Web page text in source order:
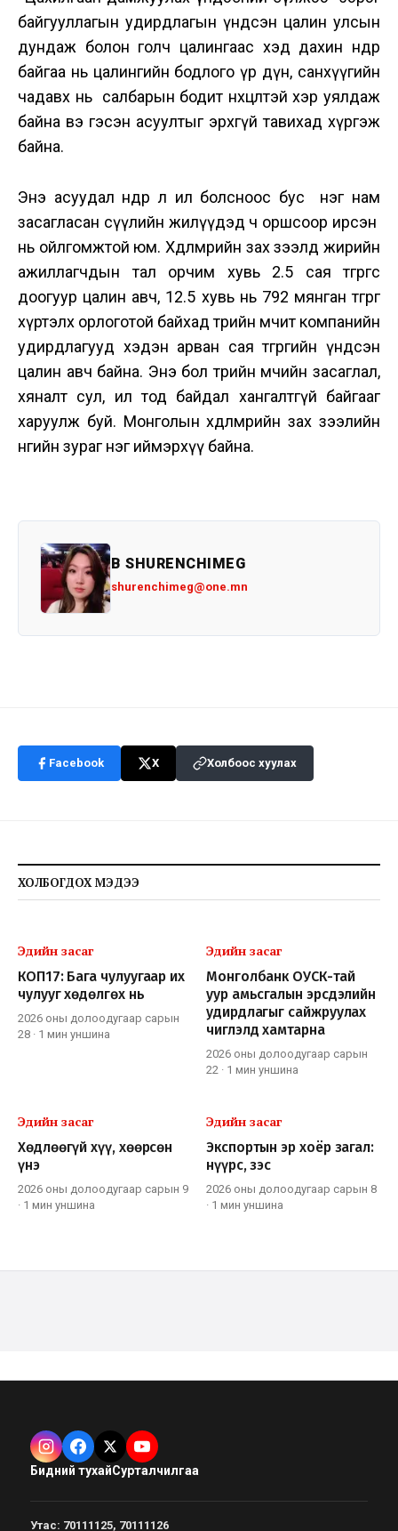
байгууллагын удирдлагын үндсэн цалин улсын
дундаж болон голч цалингаас хэд дахин өндөр
байгаа нь цалингийн бодлого үр дүн, санхүүгийн
чадавх нь салбарын бодит нөхцөлтэй хэр уялдаж
байна вэ гэсэн асуултыг эрхгүй тавихад хүргэж
байна.
Энэ асуудал өнөөдөр л ил болсноос бус нэг нам
засагласан сүүлийн жилүүдэд ч оршсоор ирсэн
нь ойлгомжтой юм. Хөдөлмөрийн зах зээлд жирийн
ажиллагчдын тал орчим хувь 2.5 сая төгрөгөөс
доогуур цалин авч, 12.5 хувь нь 792 мянган төгрөг
хүртэлх орлоготой байхад төрийн өмчит компанийн
удирдлагууд хэдэн арван сая төгрөгийн үндсэн
цалин авч байна. Энэ бол төрийн өмчийн засаглал,
хяналт сул, ил тод байдал хангалтгүй байгааг
харуулж буй. Монголын хөдөлмөрийн зах зээлийн
өнөөгийн зураг нэг иймэрхүү байна.
B SHURENCHIMEG
shurenchimeg@one.mn
Facebook X Холбоос хуулах
ХОЛБОГДОХ МЭДЭЭ
Эдийн засаг
КОП17: Бага чулуугаар их
чулууг хөдөлгөх нь
2026 оны долоодугаар сарын
28 · 1 мин уншина
Эдийн засаг
Монголбанк ОУСК-тай
уур амьсгалын эрсдэлийн
удирдлагыг сайжруулах
чиглэлд хамтарна
2026 оны долоодугаар сарын
22 · 1 мин уншина
Эдийн засаг
Хөдлөөгүй хүү, хөөрсөн
үнэ
2026 оны долоодугаар сарын 9
· 1 мин уншина
Эдийн засаг
Экспортын эр хоёр загал:
нүүрс, зэс
2026 оны долоодугаар сарын 8
· 1 мин уншина
Бидний тухайСурталчилгаа
Утас: 70111125, 70111126